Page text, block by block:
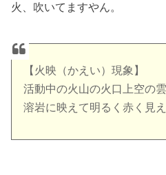
火、吹いてますやん。
【火映（かえい）現象】
活動中の火山の火口上空の
溶岩に映えて明るく赤く見え